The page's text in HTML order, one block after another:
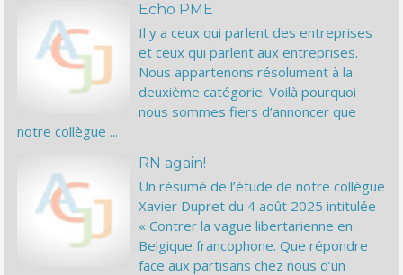
Echo PME
Il y a ceux qui parlent des entreprises
et ceux qui parlent aux entreprises.
Nous appartenons résolument à la
deuxième catégorie. Voilà pourquoi
nous sommes fiers d’annoncer que
notre collègue ...
RN again!
Un résumé de l’étude de notre collègue
Xavier Dupret du 4 août 2025 intitulée
« Contrer la vague libertarienne en
Belgique francophone. Que répondre
face aux partisans chez nous d’un